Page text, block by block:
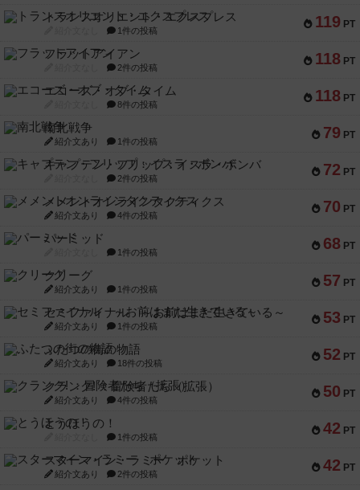
119 PT
トランスオリエント・エクスプレス
1件の投稿
118 PT
フラットアイアン
2件の投稿
118 PT
エコーズ・オブ・タイム
8件の投稿
79 PT
南北戦争
紹介文あり 1件の投稿
72 PT
キャプテン・フリップ：イスラ・ボンバ
2件の投稿
70 PT
メメントオンラインタクティクス
紹介文あり 4件の投稿
68 PT
パーミッド
1件の投稿
57 PT
クリーグ
紹介文あり 1件の投稿
53 PT
セミファイナル ～お前はまだ生きている～
紹介文あり 1件の投稿
52 PT
ふたつの街の物語
紹介文あり 18件の投稿
50 PT
クランク! ：冒険者たち（拡張）
紹介文あり 4件の投稿
42 PT
とうほうの！
1件の投稿
42 PT
スターマイン・ラミー ポケット
紹介文あり 2件の投稿